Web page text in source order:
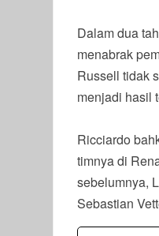
Dalam dua
menabrak
Russell tidak
menjadi hasil
Ricciardo
timnya di
sebelumnya,
Sebastian